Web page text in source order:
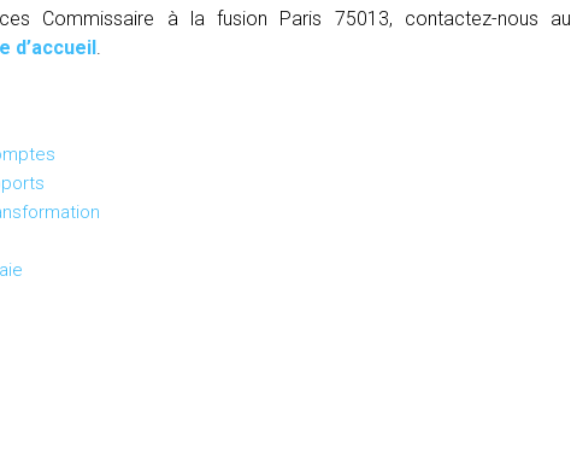
Commissaire à la fusion Paris 75013, contactez-nous au
d’accueil.